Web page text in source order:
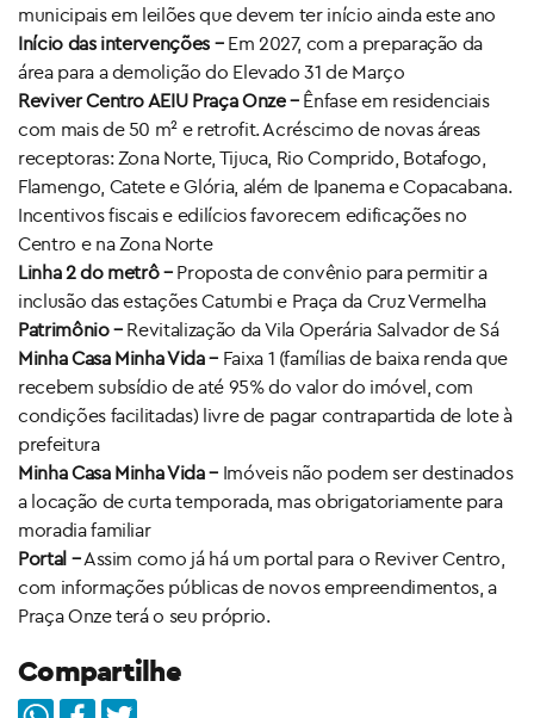
municipais em leilões que devem ter início ainda este ano
Início das intervenções –Em 2027, com a preparação da
área para a demolição do Elevado 31 de Março
Reviver Centro AEIU Praça Onze –Ênfase em residenciais
com mais de 50 m² e retrofit. Acréscimo de novas áreas
receptoras: Zona Norte, Tijuca, Rio Comprido, Botafogo,
Flamengo, Catete e Glória, além de Ipanema e Copacabana.
Incentivos fiscais e edilícios favorecem edificações no
Centro e na Zona Norte
Linha 2 do metrô –Proposta de convênio para permitir a
inclusão das estações Catumbi e Praça da Cruz Vermelha
Patrimônio –Revitalização da Vila Operária Salvador de Sá
Minha Casa Minha Vida –Faixa 1 (famílias de baixa renda que
recebem subsídio de até 95% do valor do imóvel, com
condições facilitadas) livre de pagar contrapartida de lote à
prefeitura
Minha Casa Minha Vida –Imóveis não podem ser destinados
a locação de curta temporada, mas obrigatoriamente para
moradia familiar
Portal –Assim como já há um portal para o Reviver Centro,
com informações públicas de novos empreendimentos, a
Praça Onze terá o seu próprio.
Compartilhe